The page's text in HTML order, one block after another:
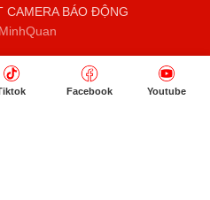
CAMERA BÁO ĐỘNG
Facebook Youtube